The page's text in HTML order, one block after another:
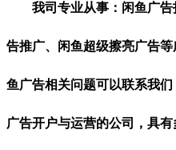
我司专业从事：闲鱼广
告推广、闲鱼超级擦亮广告
鱼广告相关问题可以联系我们
广告开户与运营的公司，具